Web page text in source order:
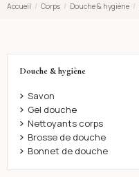
Accueil Corps Douche & hygiène
Douche & hygiène
Savon
Gel douche
Nettoyants corps
Brosse de douche
Bonnet de douche